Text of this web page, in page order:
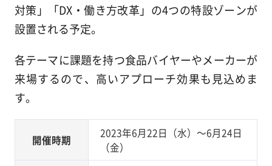
対策」「DX・働き方改革」の4つの特設ゾーンが
設置される予定。
各テーマに課題を持つ食品バイヤーやメーカーが
来場するので、高いアプローチ効果も見込めま
す。
開催時期
2023年6月22日（水）～6月24日
（金）